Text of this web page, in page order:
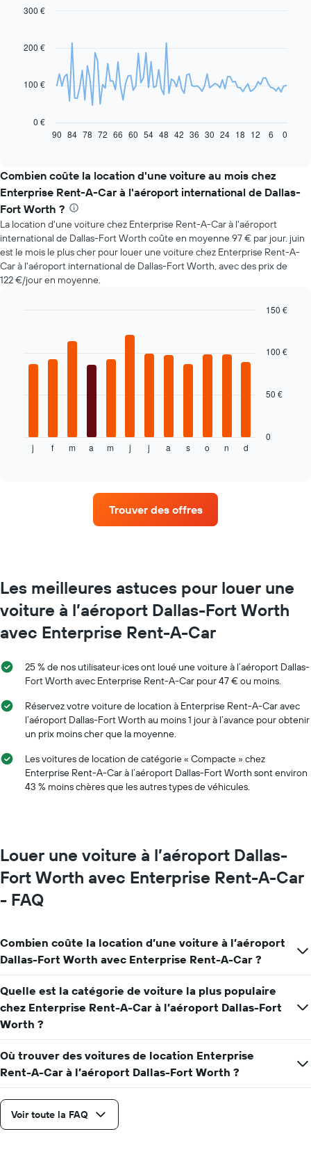
Line
91
data
dessous
des
d'une
voiture
de
location
à
l'approche
de
réservation
indiquent
axe
Y
le
moyen
d'une
voiture
de
location
Chart
0 €
100 €
200 €
300 €
90 84 78 72 66 60 54 48 42 36 30 24 18 12 6 0
Combien coûte la location d'une voiture au mois chez
Enterprise Rent-A-Car à l'aéroport international de Dallas-
Fort Worth ?
La location d'une voiture chez Enterprise Rent-A-Car à l'aéroport
international de Dallas-Fort Worth coûte en moyenne 97 € par jour. juin
est le mois le plus cher pour louer une voiture chez Enterprise Rent-A-
Car à l'aéroport international de Dallas-Fort Worth, avec des prix de
122 €/jour en moyenne.
bars.
dessous
indique
le
graphique,
axe
indiquent
les
mois
de
l'année
Sur
graphique,
axe
d'une
voiture
de
location
journée
j f m a m j j a s o n d
0
50 €
100 €
150 €
Trouver des offres
Les meilleures astuces pour louer une
voiture à l’aéroport Dallas-Fort Worth
avec Enterprise Rent-A-Car
25 % de nos utilisateur·ices ont loué une voiture à l’aéroport Dallas-
Fort Worth avec Enterprise Rent-A-Car pour 47 € ou moins.
Réservez votre voiture de location à Enterprise Rent-A-Car avec
l’aéroport Dallas-Fort Worth au moins 1 jour à l’avance pour obtenir
un prix moins cher que la moyenne.
Les voitures de location de catégorie « Compacte » chez
Enterprise Rent-A-Car à l’aéroport Dallas-Fort Worth sont environ
43 % moins chères que les autres types de véhicules.
Louer une voiture à l’aéroport Dallas-
Fort Worth avec Enterprise Rent-A-Car
- FAQ
Combien coûte la location d’une voiture à l’aéroport
Dallas-Fort Worth avec Enterprise Rent-A-Car ?
Quelle est la catégorie de voiture la plus populaire
chez Enterprise Rent-A-Car à l’aéroport Dallas-Fort
Worth ?
Où trouver des voitures de location Enterprise
Rent-A-Car à l’aéroport Dallas-Fort Worth ?
Voir toute la FAQ